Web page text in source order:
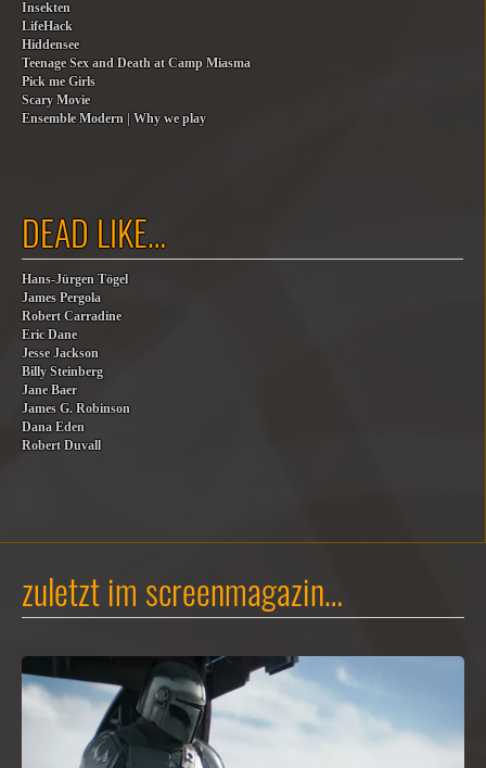
Insekten
LifeHack
Hiddensee
Teenage Sex and Death at Camp Miasma
Pick me Girls
Scary Movie
Ensemble Modern | Why we play
DEAD LIKE…
Hans-Jürgen Tögel
James Pergola
Robert Carradine
Eric Dane
Jesse Jackson
Billy Steinberg
Jane Baer
James G. Robinson
Dana Eden
Robert Duvall
zuletzt im screenmagazin…